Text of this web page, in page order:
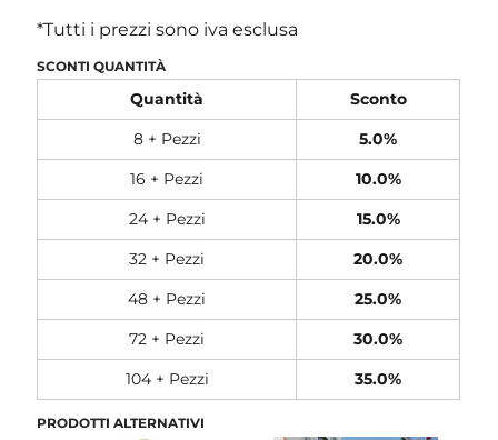
*Tutti i prezzi sono iva esclusa
SCONTI QUANTITÀ
Quantità
Sconto
8 + Pezzi
5.0%
16 + Pezzi
10.0%
24 + Pezzi
15.0%
32 + Pezzi
20.0%
48 + Pezzi
25.0%
72 + Pezzi
30.0%
104 + Pezzi
35.0%
PRODOTTI ALTERNATIVI